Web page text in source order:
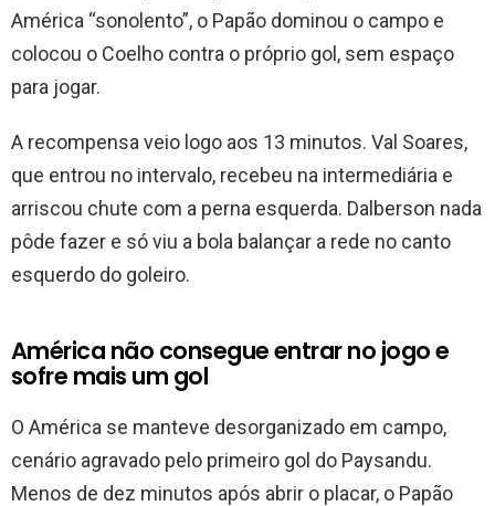
América “sonolento”, o Papão dominou o campo e
colocou o Coelho contra o próprio gol, sem espaço
para jogar.
A recompensa veio logo aos 13 minutos. Val Soares,
que entrou no intervalo, recebeu na intermediária e
arriscou chute com a perna esquerda. Dalberson nada
pôde fazer e só viu a bola balançar a rede no canto
esquerdo do goleiro.
América não consegue entrar no jogo e
sofre mais um gol
O América se manteve desorganizado em campo,
cenário agravado pelo primeiro gol do Paysandu.
Menos de dez minutos após abrir o placar, o Papão